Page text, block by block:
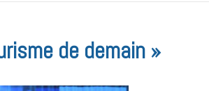
de demain »